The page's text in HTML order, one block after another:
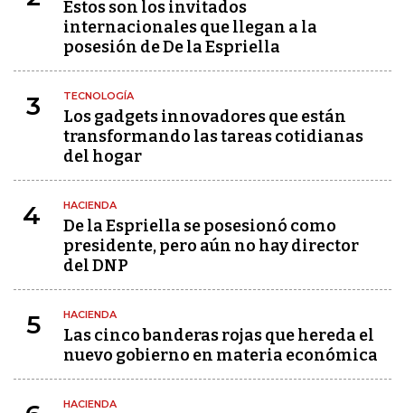
Estos son los invitados
internacionales que llegan a la
posesión de De la Espriella
3 TECNOLOGÍA
Los gadgets innovadores que están
transformando las tareas cotidianas
del hogar
4 HACIENDA
De la Espriella se posesionó como
presidente, pero aún no hay director
del DNP
5 HACIENDA
Las cinco banderas rojas que hereda el
nuevo gobierno en materia económica
HACIENDA